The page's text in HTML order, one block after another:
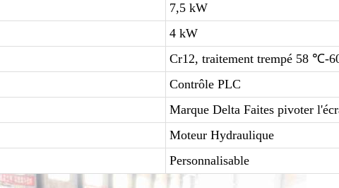
7,5 kW
4 kW
Cr12, traitement trempé 58 ℃-
Contrôle PLC
Marque Delta Faites pivoter
Moteur Hydraulique
Personnalisable